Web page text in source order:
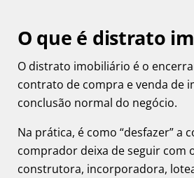
O que é distrato
O distrato imobiliário é o
contrato de compra e venda de
conclusão normal do negócio.
Na prática, é como “desfazer” a
comprador deixa de seguir com
construtora, incorporadora,